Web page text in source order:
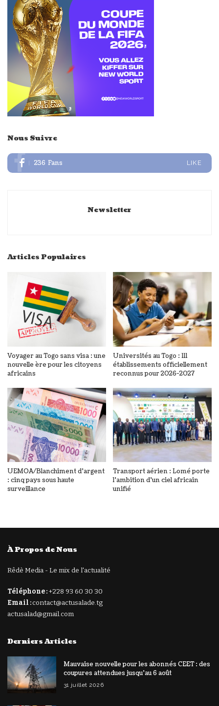
Nous Suivre
236 Fans LIKE
Newsletter
Articles Populaires
Voyager au Togo sans visa : une
nouvelle ère pour les citoyens
africains
Universités au Togo : 111
établissements officiellement
reconnus pour 2026-2027
UEMOA/Blanchiment d’argent
: cinq pays sous haute
surveillance
Transport aérien : Lomé porte
l’ambition d’un ciel africain
unifié
À Propos de Nous
Rêdè Media - Le mix de l'actualité
Téléphone :+228 93 60 30 30
Email :contact@actusalade.tg
actusalad@gmail.com
Derniers Articles
Mauvaise nouvelle pour les abonnés CEET : des
coupures attendues jusqu’au 6 août
31 juillet 2026